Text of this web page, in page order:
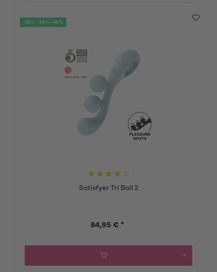
-20% -30% -40%
Satisfyer Tri Ball 2
84,95 € *